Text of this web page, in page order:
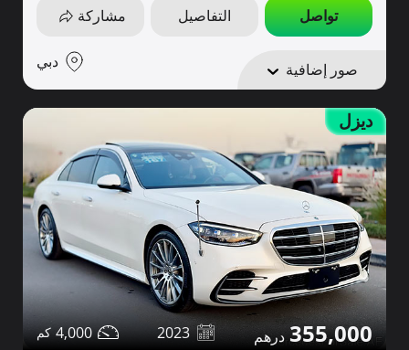
تواصل التفاصيل مشاركة
صور إضافية دبي
ديزل
355,000
2023
4,000